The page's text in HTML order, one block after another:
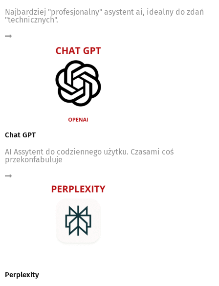
Najbardziej "profesjonalny" asystent ai, idealny do zdań
"technicznych".
Chat GPT
AI Assytent do codziennego użytku. Czasami coś
przekonfabuluje
Perplexity